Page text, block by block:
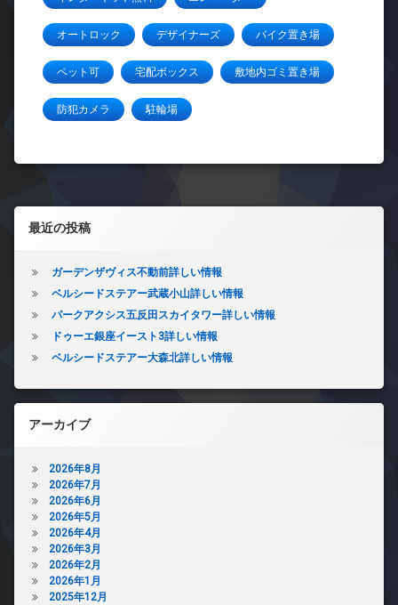
オートロック デザイナーズ バイク置き場
ペット可 宅配ボックス 敷地内ゴミ置き場
防犯カメラ 駐輪場
左サイドバー
最近の投稿
ガーデンザヴィス不動前詳しい情報
ベルシードステアー武蔵小山詳しい情報
パークアクシス五反田スカイタワー詳しい情報
ドゥーエ銀座イースト3詳しい情報
ベルシードステアー大森北詳しい情報
アーカイブ
2026年8月
2026年7月
2026年6月
2026年5月
2026年4月
2026年3月
2026年2月
2026年1月
2025年12月